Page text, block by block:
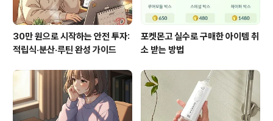
30만 원으로 시작하는 안전 투자:
적립식·분산·루틴 완성 가이드
포켓몬고 실수로 구매한 아이템 취
소 받는 방법